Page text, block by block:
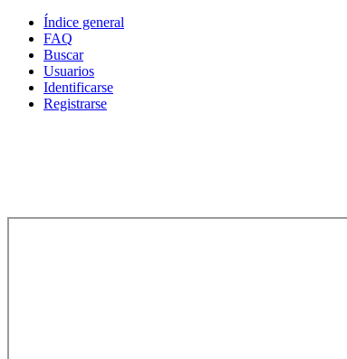
Índice general
FAQ
Buscar
Usuarios
Identificarse
Registrarse